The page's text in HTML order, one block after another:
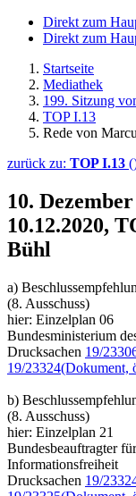
Direkt zum
Direkt zum
Startseite
Mediathek
199. Sitzung
TOP I.13
Rede von
zurück zu: TOP I.13
10.
10.12.2020,
Bühl
a)
(8. Ausschuss)
hier: Einzelplan 06
Bundesministerium
Drucksachen 19/
19/23324(Dokument,
b)
(8. Ausschuss)
hier: Einzelplan 21
Bundesbeauftragter
Informationsfreiheit
Drucksachen 19/